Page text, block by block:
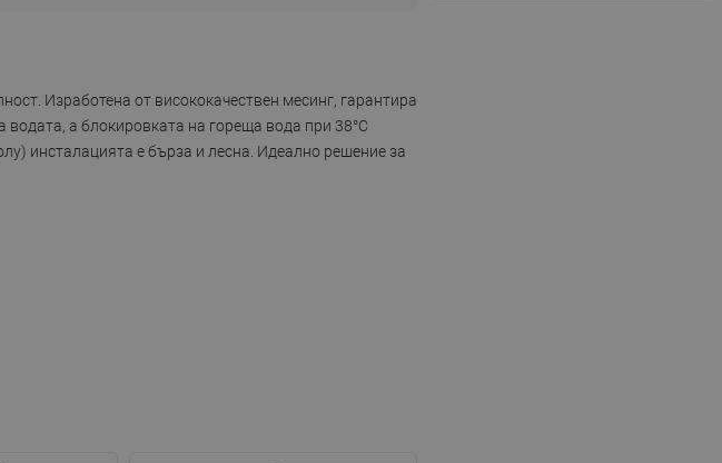
Изработена от висококачествен месинг, гарантира
водата, а блокировката на гореща вода при 38°C
инсталацията е бърза и лесна. Идеално решение за